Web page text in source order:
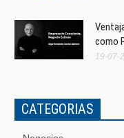
como
19-07-
CATEGORIAS